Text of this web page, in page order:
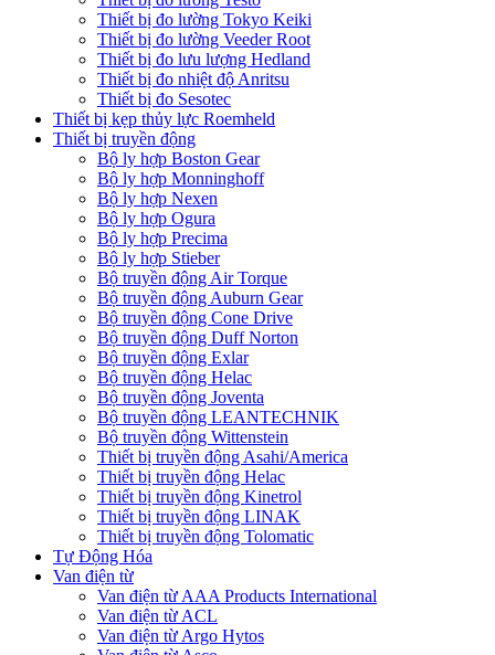
Thiết bị đo lường Tokyo Keiki
Thiết bị đo lường Veeder Root
Thiết bị đo lưu lượng Hedland
Thiết bị đo nhiệt độ Anritsu
Thiết bị đo Sesotec
Thiết bị kẹp thủy lực Roemheld
Thiết bị truyền động
Bộ ly hợp Boston Gear
Bộ ly hợp Monninghoff
Bộ ly hợp Nexen
Bộ ly hợp Ogura
Bộ ly hợp Precima
Bộ ly hợp Stieber
Bộ truyền động Air Torque
Bộ truyền động Auburn Gear
Bộ truyền động Cone Drive
Bộ truyền động Duff Norton
Bộ truyền động Exlar
Bộ truyền động Helac
Bộ truyền động Joventa
Bộ truyền động LEANTECHNIK
Bộ truyền động Wittenstein
Thiết bị truyền động Asahi/America
Thiết bị truyền động Helac
Thiết bị truyền động Kinetrol
Thiết bị truyền động LINAK
Thiết bị truyền động Tolomatic
Tự Động Hóa
Van điện từ
Van điện từ AAA Products International
Van điện từ ACL
Van điện từ Argo Hytos